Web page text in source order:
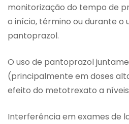
monitorização do tempo de
o início, término ou durante o
pantoprazol.
O uso de pantoprazol
(principalmente em doses
efeito do metotrexato a
Interferência em exames de